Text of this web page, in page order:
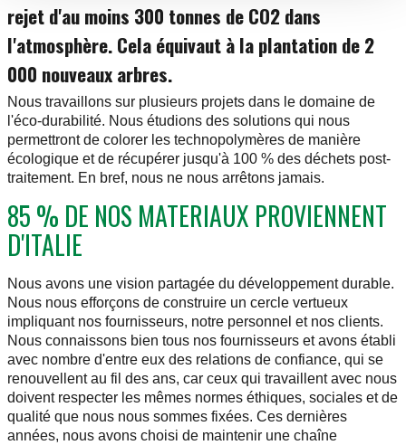
rejet d'au moins 300 tonnes de CO2 dans
l'atmosphère. Cela équivaut à la plantation de 2
000 nouveaux arbres.
Nous travaillons sur plusieurs projets dans le domaine de
l'éco-durabilité. Nous étudions des solutions qui nous
permettront de colorer les technopolymères de manière
écologique et de récupérer jusqu'à 100 % des déchets post-
traitement. En bref, nous ne nous arrêtons jamais.
85 % DE NOS MATERIAUX PROVIENNENT
D'ITALIE
Nous avons une vision partagée du développement durable.
Nous nous efforçons de construire un cercle vertueux
impliquant nos fournisseurs, notre personnel et nos clients.
Nous connaissons bien tous nos fournisseurs et avons établi
avec nombre d'entre eux des relations de confiance, qui se
renouvellent au fil des ans, car ceux qui travaillent avec nous
doivent respecter les mêmes normes éthiques, sociales et de
qualité que nous nous sommes fixées. Ces dernières
années, nous avons choisi de maintenir une chaîne